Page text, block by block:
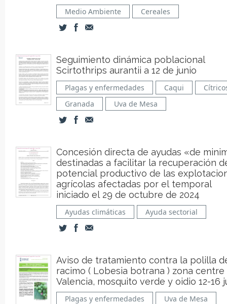
Medio Ambiente Cereales
Seguimiento dinámica poblacional
Scirtothrips aurantii a 12 de junio
Plagas y enfermedades Caqui
Granada
Uva de Mesa
Concesión directa de ayudas «de
destinadas a facilitar la recuperación
potencial productivo de las
agrícolas afectadas por el temporal
iniciado el 29 de octubre de 2024
Ayudas climáticas Ayuda sectorial
Aviso de tratamiento contra la polilla
racimo ( Lobesia botrana ) zona centre
Valencia, mosquito verde y oidio 12-16
Plagas y enfermedades
Uva de Mesa